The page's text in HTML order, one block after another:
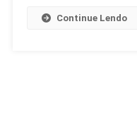
Continue Lendo